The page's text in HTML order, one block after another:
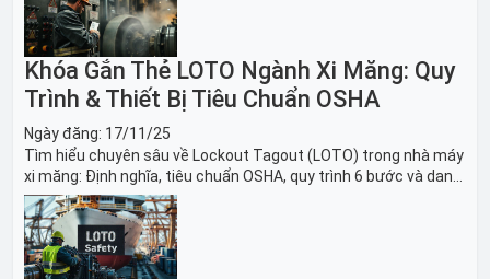
Khóa Gắn Thẻ LOTO Ngành Xi Măng: Quy
Trình & Thiết Bị Tiêu Chuẩn OSHA
Ngày đăng: 17/11/25
Tìm hiểu chuyên sâu về Lockout Tagout (LOTO) trong nhà máy
xi măng: Định nghĩa, tiêu chuẩn OSHA, quy trình 6 bước và danh
sách thiết bị LOTO thiết yếu. Giải pháp bảo trì lò nung, máy
nghiền an toàn.